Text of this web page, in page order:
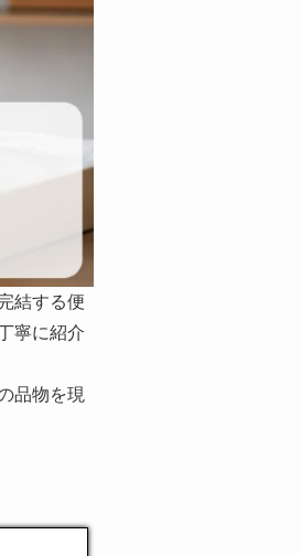
結する便
寧に紹介
品物を現